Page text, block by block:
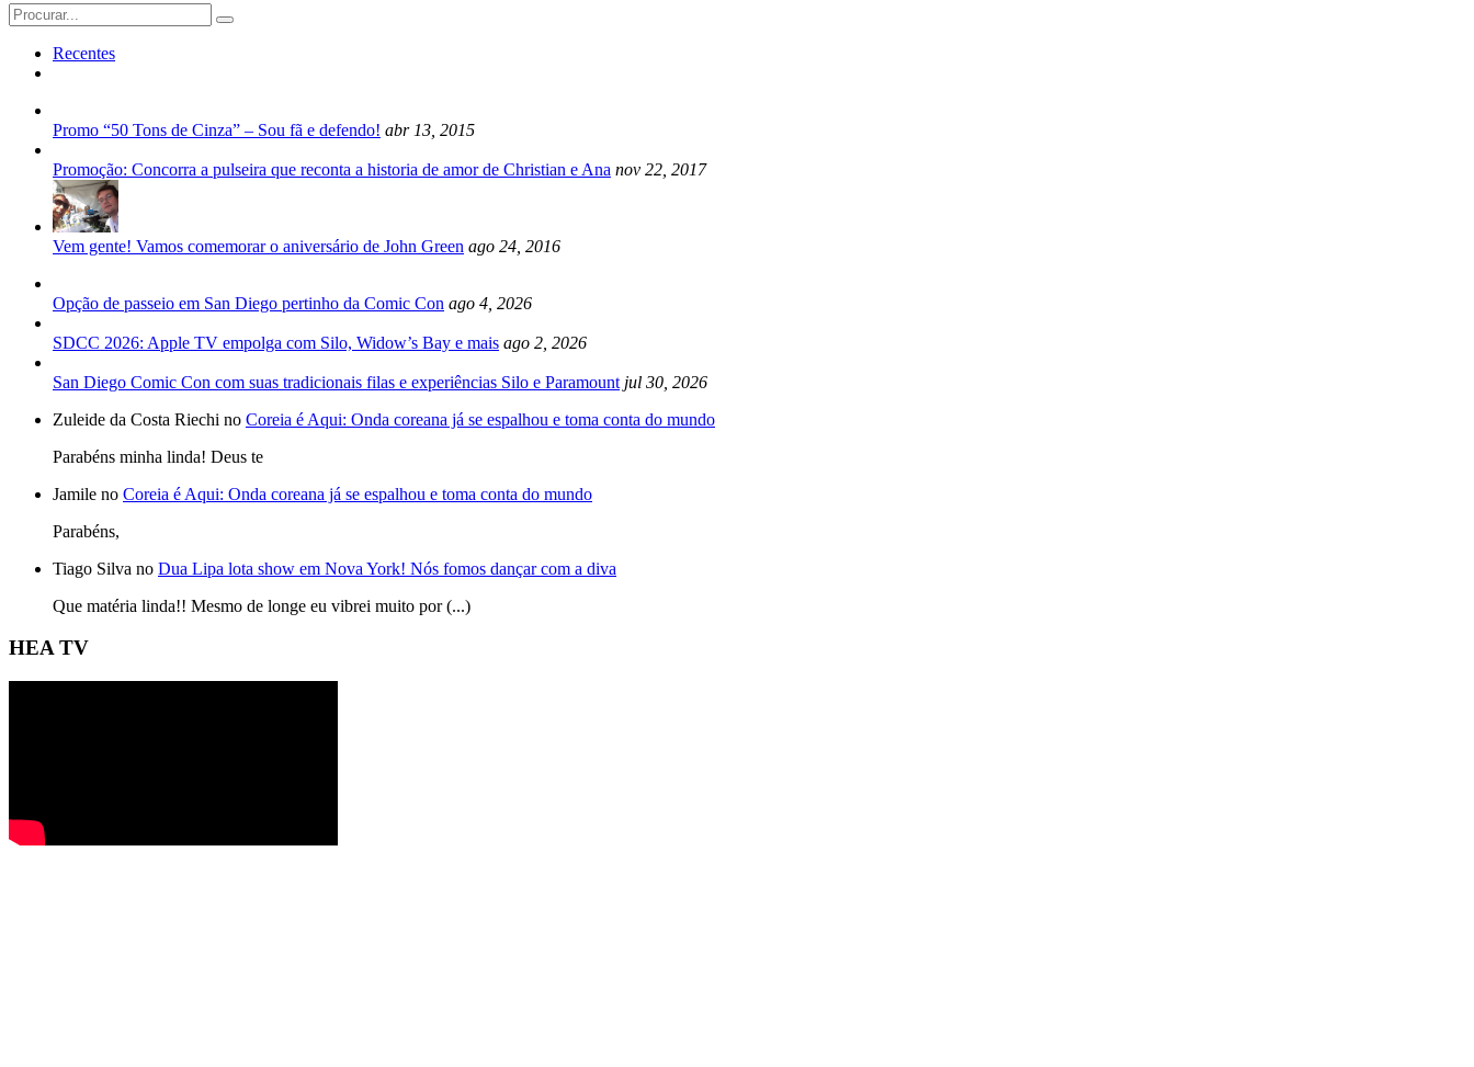
Search
for:
Recentes
Promo “50 Tons de Cinza” – Sou fã e defendo! abr 13, 2015
Promoção: Concorra a pulseira que reconta a historia de amor de Christian e Ana nov 22, 2017
Vem gente! Vamos comemorar o aniversário de John Green ago 24, 2016
Opção de passeio em San Diego pertinho da Comic Con ago 4, 2026
SDCC 2026: Apple TV empolga com Silo, Widow’s Bay e mais ago 2, 2026
San Diego Comic Con com suas tradicionais filas e experiências Silo e Paramount jul 30, 2026
Zuleide da Costa Riechi no Coreia é Aqui: Onda coreana já se espalhou e toma conta do mundo
Parabéns minha linda! Deus te
Jamile no Coreia é Aqui: Onda coreana já se espalhou e toma conta do mundo
Parabéns,
Tiago Silva no Dua Lipa lota show em Nova York! Nós fomos dançar com a diva
Que matéria linda!! Mesmo de longe eu vibrei muito por (...)
HEA TV